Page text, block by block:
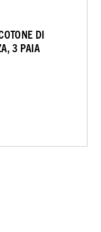
DI
3 PAIA